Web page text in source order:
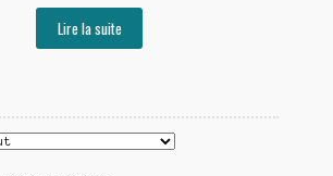
Lire la suite